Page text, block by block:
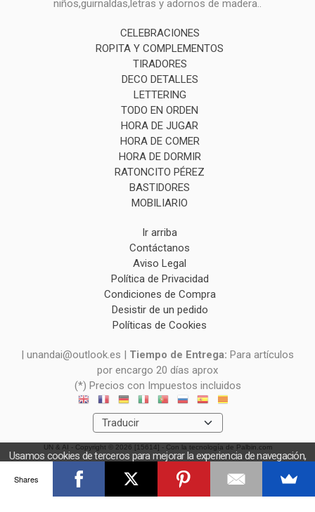
niños,guirnaldas,letras y adornos de madera..
CELEBRACIONES
ROPITA Y COMPLEMENTOS
TIRADORES
DECO DETALLES
LETTERING
TODO EN ORDEN
HORA DE JUGAR
HORA DE COMER
HORA DE DORMIR
RATONCITO PÉREZ
BASTIDORES
MOBILIARIO
Ir arriba
Contáctanos
Aviso Legal
Política de Privacidad
Condiciones de Compra
Desistir de un pedido
Políticas de Cookies
| unandai@outlook.es | Tiempo de Entrega: Para artículos
por encargo 20 días aprox
(*) Precios con Impuestos incluidos
UN & AI - Copyright © 2026 [15614] - Con la tecnología de Palbin.com
Usamos cookies de terceros para mejorar la experiencia de navegación,
y obtener estadísticas anónimas. Si continúa navegando consideramos
que acepta el uso de cookies.
OK Más información
Shares